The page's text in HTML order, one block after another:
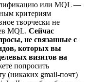
или MQL —
критериям
творчески не
MQL. Сейчас
не связанные с
которых вы
визитов на
попросить
(никаких gmail-почт)